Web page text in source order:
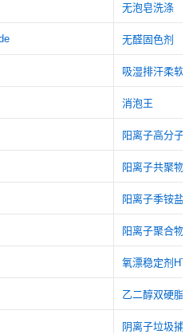
无泡皂洗涤
无醛固色剂
吸湿排汗柔软
消泡王
阳离子高分子
阳离子共聚物
阳离子季铵盐
阳离子聚合物
氧漂稳定剂HT
乙二醇双硬脂
阴离子垃圾捕